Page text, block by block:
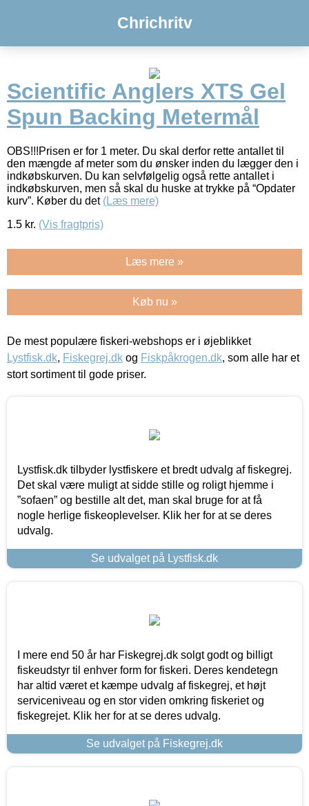
Chrichritv
Scientific Anglers XTS Gel
Spun Backing Metermål
OBS!!!Prisen er for 1 meter. Du skal derfor rette antallet til
den mængde af meter som du ønsker inden du lægger den i
indkøbskurven. Du kan selvfølgelig også rette antallet i
indkøbskurven, men så skal du huske at trykke på “Opdater
kurv”. Køber du det (Læs mere)
1.5 kr. (Vis fragtpris)
Læs mere »
Køb nu »
De mest populære fiskeri-webshops er i øjeblikket
Lystfisk.dk, Fiskegrej.dk og Fiskpåkrogen.dk, som alle har et
stort sortiment til gode priser.
Lystfisk.dk tilbyder lystfiskere et bredt udvalg af fiskegrej.
Det skal være muligt at sidde stille og roligt hjemme i
”sofaen” og bestille alt det, man skal bruge for at få
nogle herlige fiskeoplevelser. Klik her for at se deres
udvalg.
Se udvalget på Lystfisk.dk
I mere end 50 år har Fiskegrej.dk solgt godt og billigt
fiskeudstyr til enhver form for fiskeri. Deres kendetegn
har altid været et kæmpe udvalg af fiskegrej, et højt
serviceniveau og en stor viden omkring fiskeriet og
fiskegrejet. Klik her for at se deres udvalg.
Se udvalget på Fiskegrej.dk